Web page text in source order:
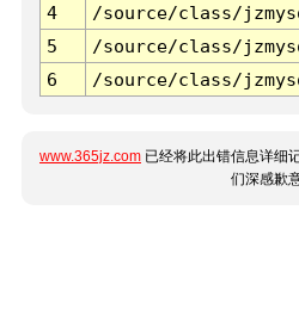
4
/source/class/
5
/source/class/
6
/source/class/
www.365jz.com 已经将此出错信息详细
们深感歉